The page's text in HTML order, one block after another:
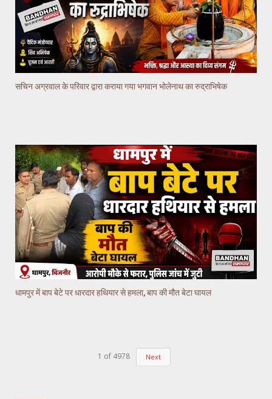
सचिन अग्रवाल के परिवार द्वारा कराया गया भगवान भोलेनाथ का रुद्राभिषेक
धामपुर में बाप बेटे पर धारदार हथियार से हमला, बाप की मौत बेटा घायल
1 of 4978 Next